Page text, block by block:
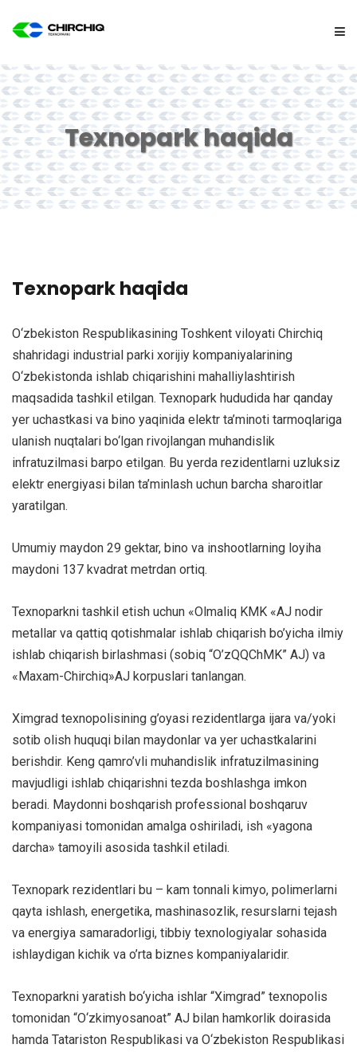
ASOSIY
TEXNOPARK
REZIDENTLARGA
Texnopark haqida
Texnopark haqida
O‘zbekiston Respublikasining Toshkent viloyati Chirchiq
shahridagi industrial parki xorijiy kompaniyalarining
O‘zbekistonda ishlab chiqarishini mahalliylashtirish
maqsadida tashkil etilgan. Texnopark hududida har qanday
yer uchastkasi va bino yaqinida elektr ta’minoti tarmoqlariga
ulanish nuqtalari bo‘lgan rivojlangan muhandislik
infratuzilmasi barpo etilgan. Bu yerda rezidentlarni uzluksiz
elektr energiyasi bilan ta’minlash uchun barcha sharoitlar
yaratilgan.
Umumiy maydon 29 gektar, bino va inshootlarning loyiha
maydoni 137 kvadrat metrdan ortiq.
Texnoparkni tashkil etish uchun «Olmaliq KMK «AJ nodir
metallar va qattiq qotishmalar ishlab chiqarish bo’yicha ilmiy
ishlab chiqarish birlashmasi (sobiq “O’zQQChMK” AJ) va
«Maxam-Chirchiq»AJ korpuslari tanlangan.
Ximgrad texnopolisining g’oyasi rezidentlarga ijara va/yoki
sotib olish huquqi bilan maydonlar va yer uchastkalarini
berishdir. Keng qamro’vli muhandislik infratuzilmasining
mavjudligi ishlab chiqarishni tezda boshlashga imkon
beradi. Maydonni boshqarish professional boshqaruv
kompaniyasi tomonidan amalga oshiriladi, ish «yagona
darcha» tamoyili asosida tashkil etiladi.
Texnopark rezidentlari bu – kam tonnali kimyo, polimerlarni
qayta ishlash, energetika, mashinasozlik, resurslarni tejash
va energiya samaradorligi, tibbiy texnologiyalar sohasida
ishlaydigan kichik va o’rta biznes kompaniyalaridir.
Texnoparkni yaratish bo‘yicha ishlar “Ximgrad” texnopolis
tomonidan “O‘zkimyosanoat” AJ bilan hamkorlik doirasida
hamda Tatariston Respublikasi va O‘zbekiston Respublikasi